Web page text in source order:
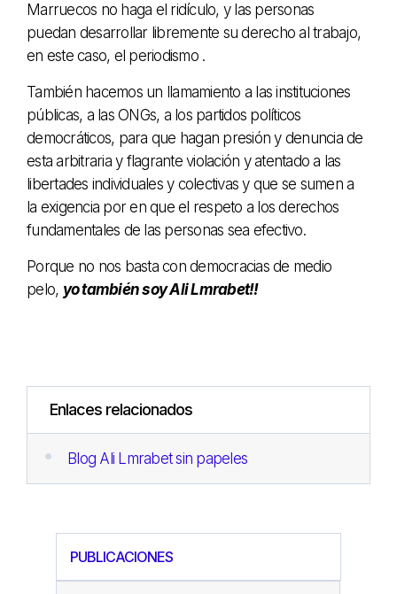
Marruecos no haga el ridículo, y las personas
puedan desarrollar libremente su derecho al trabajo,
en este caso, el periodismo .
También hacemos un llamamiento a las instituciones
públicas, a las ONGs, a los partidos políticos
democráticos, para que hagan presión y denuncia de
esta arbitraria y flagrante violación y atentado a las
libertades individuales y colectivas y que se sumen a
la exigencia por en que el respeto a los derechos
fundamentales de las personas sea efectivo.
Porque no nos basta con democracias de medio
pelo, yo también soy Ali Lmrabet!!
Enlaces relacionados
Blog Ali Lmrabet sin papeles
PUBLICACIONES